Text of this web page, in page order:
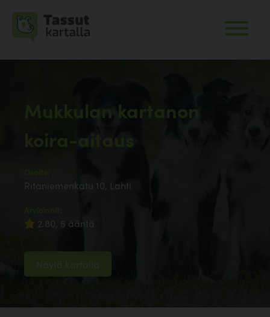
Mukkulan kartanon
koira-aitaus
Ritaniemenkatu 10, Lahti
2.80, 5 ääntä
Näytä kartalla